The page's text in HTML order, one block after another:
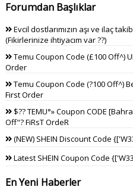
Forumdan Başlıklar
Evcil dostlarımızın aşı ve ilaç
(Fikirlerinize ihtiyacım var ??)
Temu Coupon Code (£100 Off^)
Order
Temu Coupon Code (?100 Off^)
First Order
$?? TEMU°» Coupon CODE
Off"? FiRsT OrdeR
(NEW) SHEIN Discount Code
Latest SHEIN Coupon Code
En Yeni Haberler